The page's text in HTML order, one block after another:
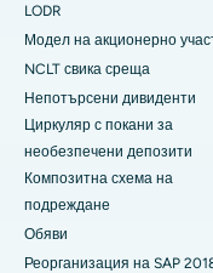
LODR
Модел на акционерно
NCLT свика среща
Непотърсени дивиденти
Циркуляр с покани за
необезпечени депозити
Композитна схема на
подреждане
Обяви
Реорганизация на SAP